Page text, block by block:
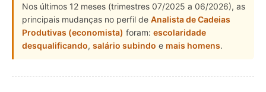
Nos últimos 12 meses (trimestres 07/2025 a 06/2026), as
principais mudanças no perfil de Analista de Cadeias
Produtivas (economista) foram: escolaridade
desqualificando, salário subindo e mais homens.